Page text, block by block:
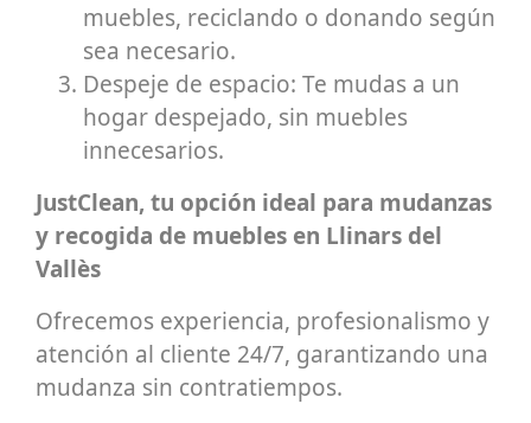
muebles, reciclando o donando según
sea necesario.
Despeje de espacio: Te mudas a un
hogar despejado, sin muebles
innecesarios.
JustClean, tu opción ideal para mudanzas
y recogida de muebles en Llinars del
Vallès
Ofrecemos experiencia, profesionalismo y
atención al cliente 24/7, garantizando una
mudanza sin contratiempos.